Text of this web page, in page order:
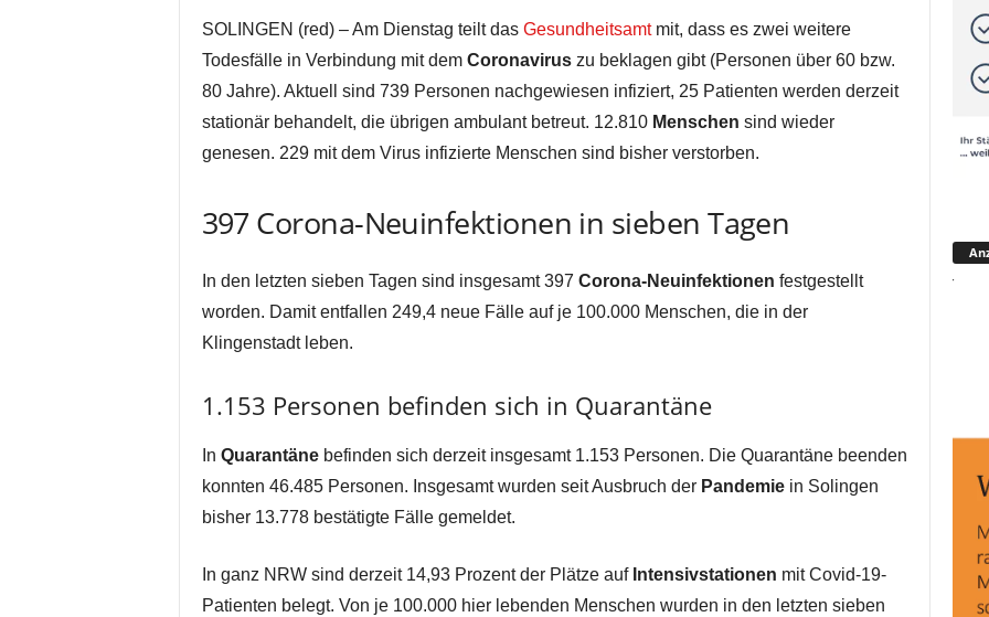
SOLINGEN (red) – Am Dienstag teilt das Gesundheitsamtmit, dass es zwei weitere
Todesfälle in Verbindung mit dem Coronaviruszu beklagen gibt (Personen über 60 bzw.
80 Jahre). Aktuell sind 739 Personen nachgewiesen infiziert, 25 Patienten werden derzeit
stationär behandelt, die übrigen ambulant betreut. 12.810 Menschen sind wieder
genesen. 229 mit dem Virus infizierte Menschen sind bisher verstorben.
397 Corona-Neuinfektionen in sieben Tagen
In den letzten sieben Tagen sind insgesamt 397 Corona-Neuinfektionen festgestellt
worden. Damit entfallen 249,4 neue Fälle auf je 100.000 Menschen, die in der
Klingenstadt leben.
1.153 Personen befinden sich in Quarantäne
In Quarantänebefinden sich derzeit insgesamt 1.153 Personen. Die Quarantäne beenden
konnten 46.485 Personen. Insgesamt wurden seit Ausbruch der Pandemiein Solingen
bisher 13.778 bestätigte Fälle gemeldet.
In ganz NRW sind derzeit 14,93 Prozent der Plätze auf Intensivstationen mit Covid-19-
Patienten belegt. Von je 100.000 hier lebenden Menschen wurden in den letzten sieben